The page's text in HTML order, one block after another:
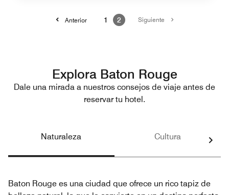
Anterior 1 2 Siguiente
Explora Baton Rouge
Dale una mirada a nuestros consejos de viaje antes de
reservar tu hotel.
Naturaleza Cultura
Baton Rouge es una ciudad que ofrece un rico tapiz de